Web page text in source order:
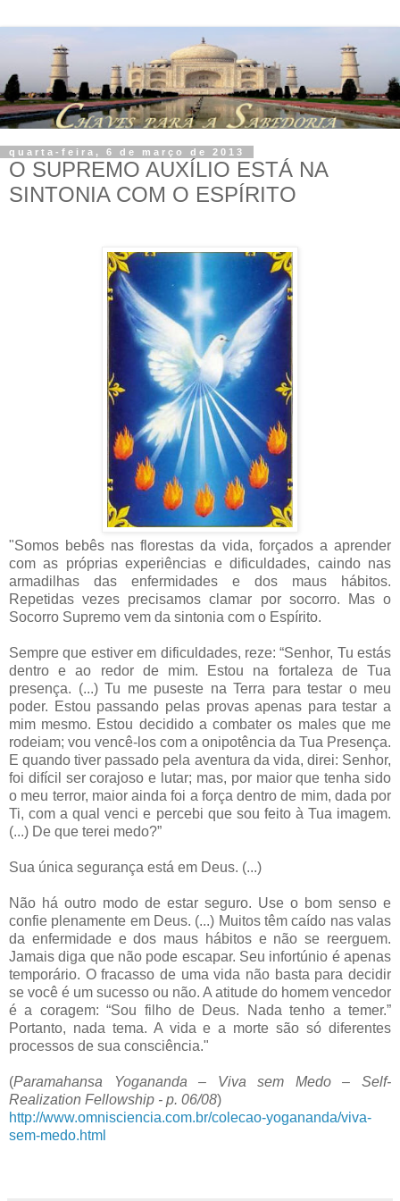
quarta-feira, 6 de março de 2013
O SUPREMO AUXÍLIO ESTÁ NA
SINTONIA COM O ESPÍRITO
"Somos bebês nas florestas da vida, forçados a aprender
com as próprias experiências e dificuldades, caindo nas
armadilhas das enfermidades e dos maus hábitos.
Repetidas vezes precisamos clamar por socorro. Mas o
Socorro Supremo vem da sintonia com o Espírito.
Sempre que estiver em dificuldades, reze: “Senhor, Tu estás
dentro e ao redor de mim. Estou na fortaleza de Tua
presença. (...) Tu me puseste na Terra para testar o meu
poder. Estou passando pelas provas apenas para testar a
mim mesmo. Estou decidido a combater os males que me
rodeiam; vou vencê-los com a onipotência da Tua Presença.
E quando tiver passado pela aventura da vida, direi: Senhor,
foi difícil ser corajoso e lutar; mas, por maior que tenha sido
o meu terror, maior ainda foi a força dentro de mim, dada por
Ti, com a qual venci e percebi que sou feito à Tua imagem.
(...) De que terei medo?”
Sua única segurança está em Deus. (...)
Não há outro modo de estar seguro. Use o bom senso e
confie plenamente em Deus. (...) Muitos têm caído nas valas
da enfermidade e dos maus hábitos e não se reerguem.
Jamais diga que não pode escapar. Seu infortúnio é apenas
temporário. O fracasso de uma vida não basta para decidir
se você é um sucesso ou não. A atitude do homem vencedor
é a coragem: “Sou filho de Deus. Nada tenho a temer.”
Portanto, nada tema. A vida e a morte são só diferentes
processos de sua consciência."
(Paramahansa Yogananda – Viva sem Medo – Self-
Realization Fellowship - p. 06/08)
http://www.omnisciencia.com.br/colecao-yogananda/viva-
sem-medo.html